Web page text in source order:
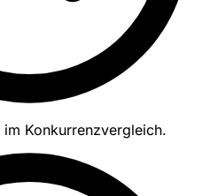
im Konkurrenzvergleich.